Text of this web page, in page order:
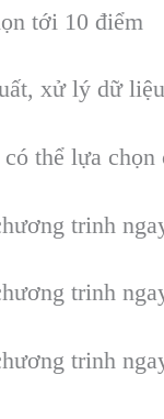
tới 10 điểm
xử lý dữ liệu
ó thể lựa chọn
trinh
trinh
trinh